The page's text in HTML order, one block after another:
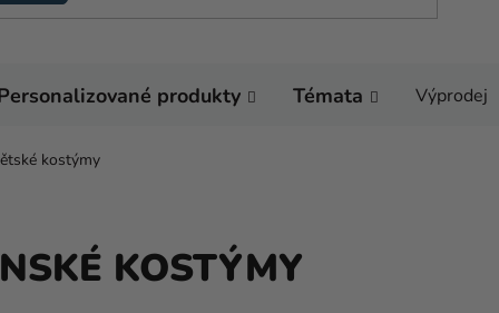
produkty Témata Výprodej
kostýmy
KOSTÝMY